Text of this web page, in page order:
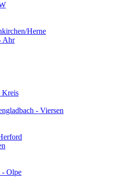
Herne
Ahr
Kreis
- Viersen
- Olpe